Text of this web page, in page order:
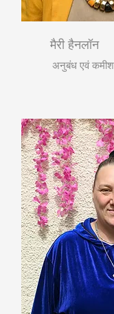
मैरी हैनलॉन
अनुबंध एवं